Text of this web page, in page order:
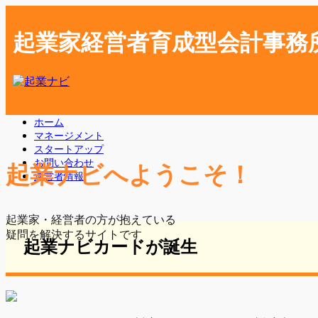
起業家経営者育成型会計事務
ホーム
マネージメント
スタートアップ
お問い合わせ
運営者情報
起業ナビへようこそ！
起業家・経営者の方が抱えている
疑問を解決するサイトです
起業ナビカードが誕生